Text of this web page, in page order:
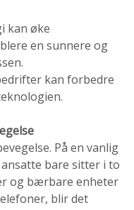
kan øke
en sunnere og
kan forbedre
På en vanlig
bare sitter i to
og bærbare enheter
blir det